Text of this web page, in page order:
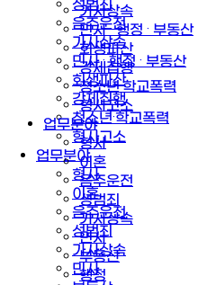
성범죄
음주운전
가사상속
민사 · 행정 · 부동산
회생파산
강제집행
청소년·학교폭력
형사고소
업무분야
형사
이혼
음주운전
성범죄
가사상속
민사
가사상속
민사 · 행정 · 부동산
회생파산
강제집행
청소년·학교폭력
형사고소
업무분야
형사
이혼
음주운전
성범죄
가사상속
민사
부동산
행정